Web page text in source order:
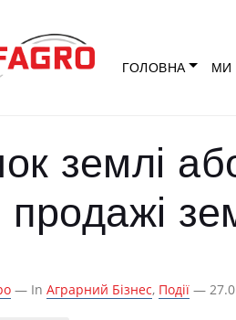
ГОЛОВНА МИ
землі
продажі
— In Аграрний Бізнес, Події —